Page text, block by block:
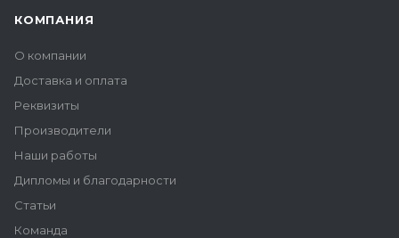
КОМПАНИЯ
О компании
Доставка и оплата
Реквизиты
Производители
Наши работы
Дипломы и благодарности
Статьи
Команда